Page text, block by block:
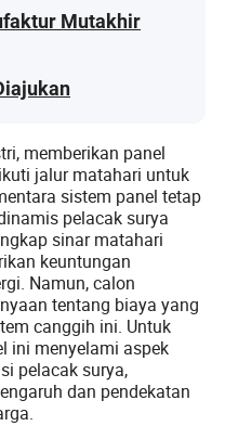
Mutakhir
memberikan panel
jalur matahari untuk
sistem panel tetap
pelacak surya
sinar matahari
keuntungan
Namun, calon
tentang biaya yang
canggih ini. Untuk
ini menyelami aspek
pelacak surya,
dan pendekatan